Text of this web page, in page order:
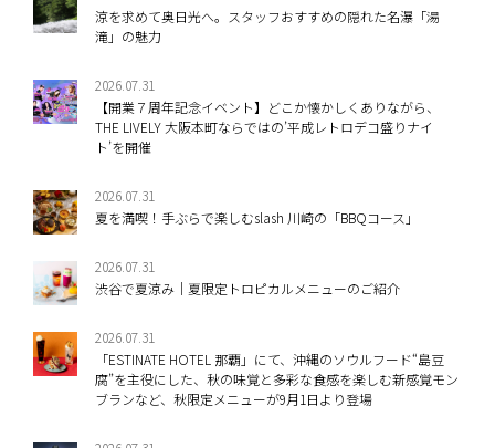
涼を求めて奥日光へ。スタッフおすすめの隠れた名瀑「湯
滝」の魅力
2026.07.31
【開業７周年記念イベント】どこか懐かしくありながら、
THE LIVELY 大阪本町ならではの’平成レトロデコ盛りナイ
ト’を開催
2026.07.31
夏を満喫！手ぶらで楽しむslash 川崎の「BBQコース」
2026.07.31
渋谷で夏涼み｜夏限定トロピカルメニューのご紹介
2026.07.31
「ESTINATE HOTEL 那覇」にて、沖縄のソウルフード“島豆
腐”を主役にした、秋の味覚と多彩な食感を楽しむ新感覚モン
ブランなど、秋限定メニューが9月1日より登場